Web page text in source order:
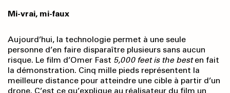
Mi-vrai, mi-faux
Aujourd’hui, la technologie permet à une seule
personne d’en faire disparaître plusieurs sans aucun
risque. Le film d’Omer Fast 5,000 feetis the best en fait
la démonstration. Cinq mille pieds représentent la
meilleure distance pour atteindre une cible à partir d’un
drone. C’est ce qu’explique au réalisateur du film un